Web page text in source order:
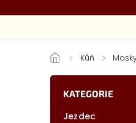
/ Kůň /
KATEGORIE
Jezdec